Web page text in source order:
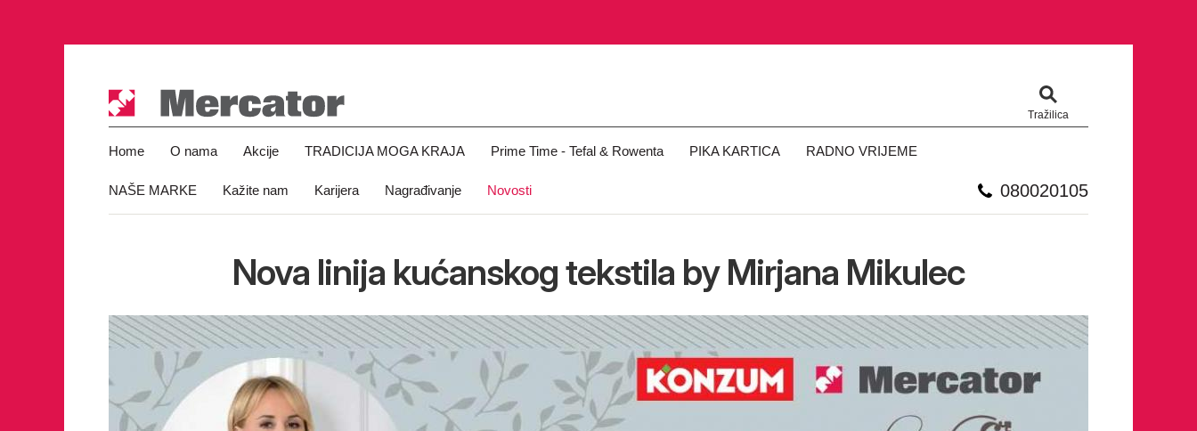
Tražilica
Home O nama Akcije TRADICIJA MOGA KRAJA Prime Time - Tefal & Rowenta PIKA KARTICA RADNO VRIJEME
NAŠE MARKE Kažite nam Karijera Nagrađivanje Novosti 080020105
Nova linija kućanskog tekstila by Mirjana Mikulec